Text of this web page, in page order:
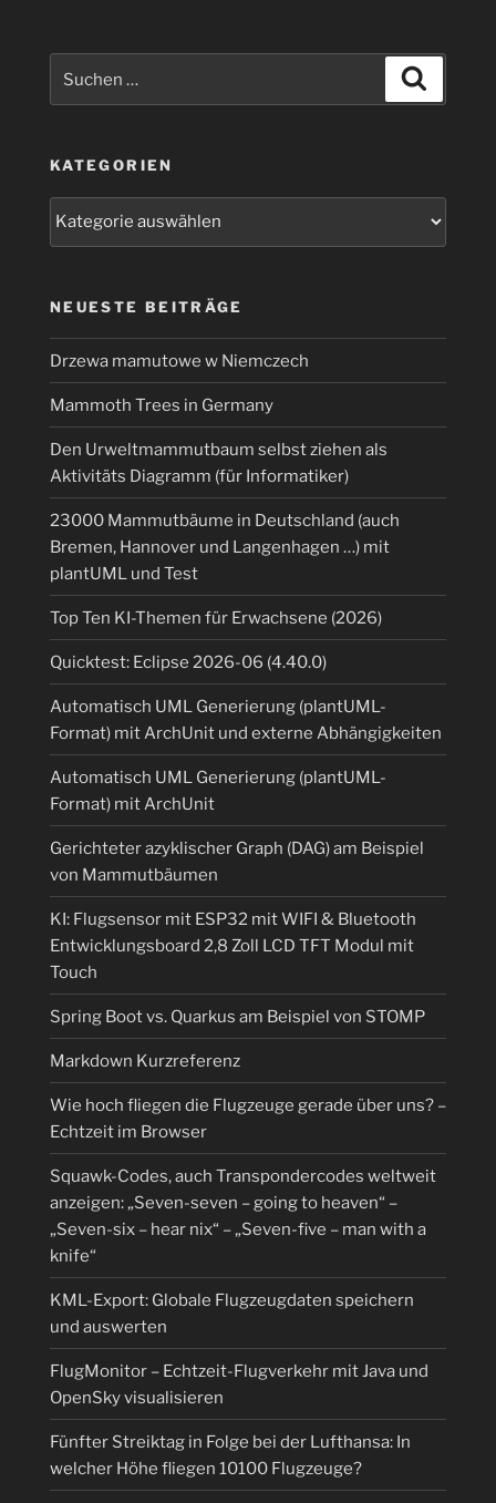
KATEGORIEN
NEUESTE BEITRÄGE
Drzewa mamutowe w Niemczech
Mammoth Trees in Germany
Den Urweltmammutbaum selbst ziehen als
Aktivitäts Diagramm (für Informatiker)
23000 Mammutbäume in Deutschland (auch
Bremen, Hannover und Langenhagen …) mit
plantUML und Test
Top Ten KI-Themen für Erwachsene (2026)
Quicktest: Eclipse 2026-06 (4.40.0)
Automatisch UML Generierung (plantUML-
Format) mit ArchUnit und externe Abhängigkeiten
Automatisch UML Generierung (plantUML-
Format) mit ArchUnit
Gerichteter azyklischer Graph (DAG) am Beispiel
von Mammutbäumen
KI: Flugsensor mit ESP32 mit WIFI & Bluetooth
Entwicklungsboard 2,8 Zoll LCD TFT Modul mit
Touch
Spring Boot vs. Quarkus am Beispiel von STOMP
Markdown Kurzreferenz
Wie hoch fliegen die Flugzeuge gerade über uns? –
Echtzeit im Browser
Squawk-Codes, auch Transpondercodes weltweit
anzeigen: „Seven-seven – going to heaven“ –
„Seven-six – hear nix“ – „Seven-five – man with a
knife“
KML-Export: Globale Flugzeugdaten speichern
und auswerten
FlugMonitor – Echtzeit-Flugverkehr mit Java und
OpenSky visualisieren
Fünfter Streiktag in Folge bei der Lufthansa: In
welcher Höhe fliegen 10100 Flugzeuge?